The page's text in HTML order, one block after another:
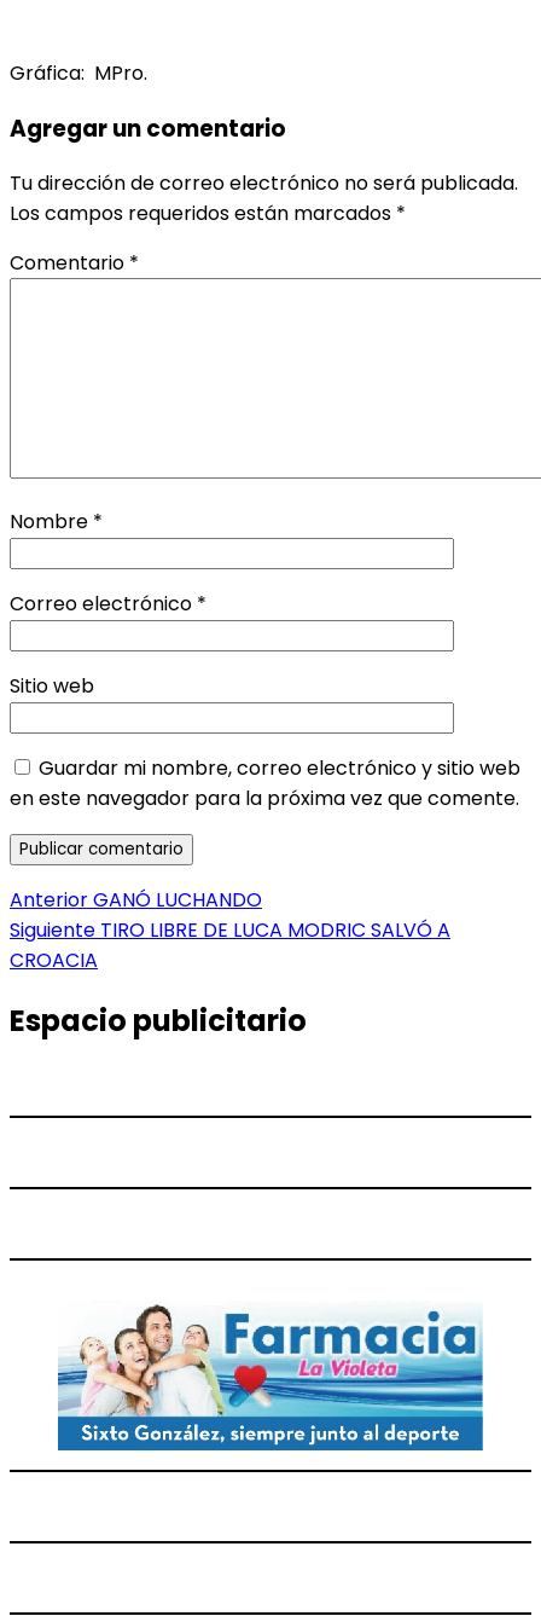
Gráfica: MPro.
Agregar un comentario
Tu dirección de correo electrónico no será publicada.
Los campos requeridos están marcados *
Comentario *
Nombre *
Correo electrónico *
Sitio web
Guardar mi nombre, correo electrónico y sitio web
en este navegador para la próxima vez que comente.
Navegación
de
AnteriorEntrada
anterior:
GANÓ LUCHANDO
Siguiente Entrada
TIRO LIBRE DE LUCA MODRIC SALVÓ A
CROACIA
Espacio publicitario